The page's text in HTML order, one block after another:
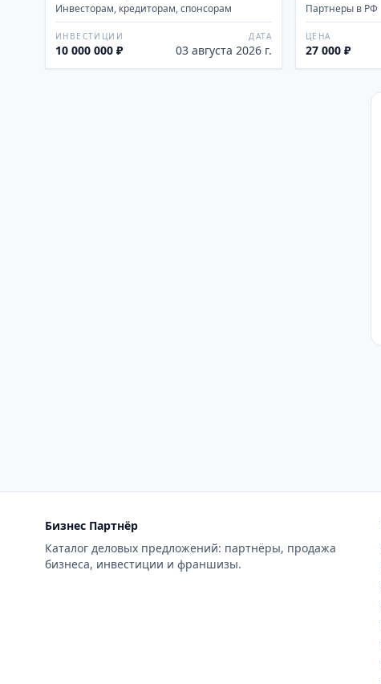
Инвесторам, кредиторам, спонсорам
ИНВЕСТИЦИИ
10 000 000 ₽
ДАТА
03 августа 2026 г.
Партнеры в РФ
ЦЕНА
27 000 ₽
Бизнес Партнёр
Каталог деловых предложений: партнёры, продажа
бизнеса, инвестиции и франшизы.